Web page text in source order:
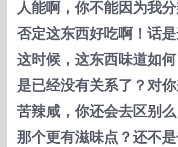
人能啊，你不能因为我
否定这东西好吃啊！话
这时候，这东西味道如
是已经没有关系了？对
苦辣咸，你还会去区别么
那个更有滋味点？还不